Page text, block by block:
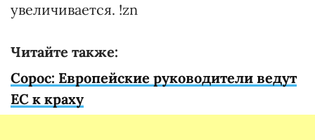
увеличивается. !zn
Читайте также:
Сорос: Европейские руководители ведут
ЕС к краху